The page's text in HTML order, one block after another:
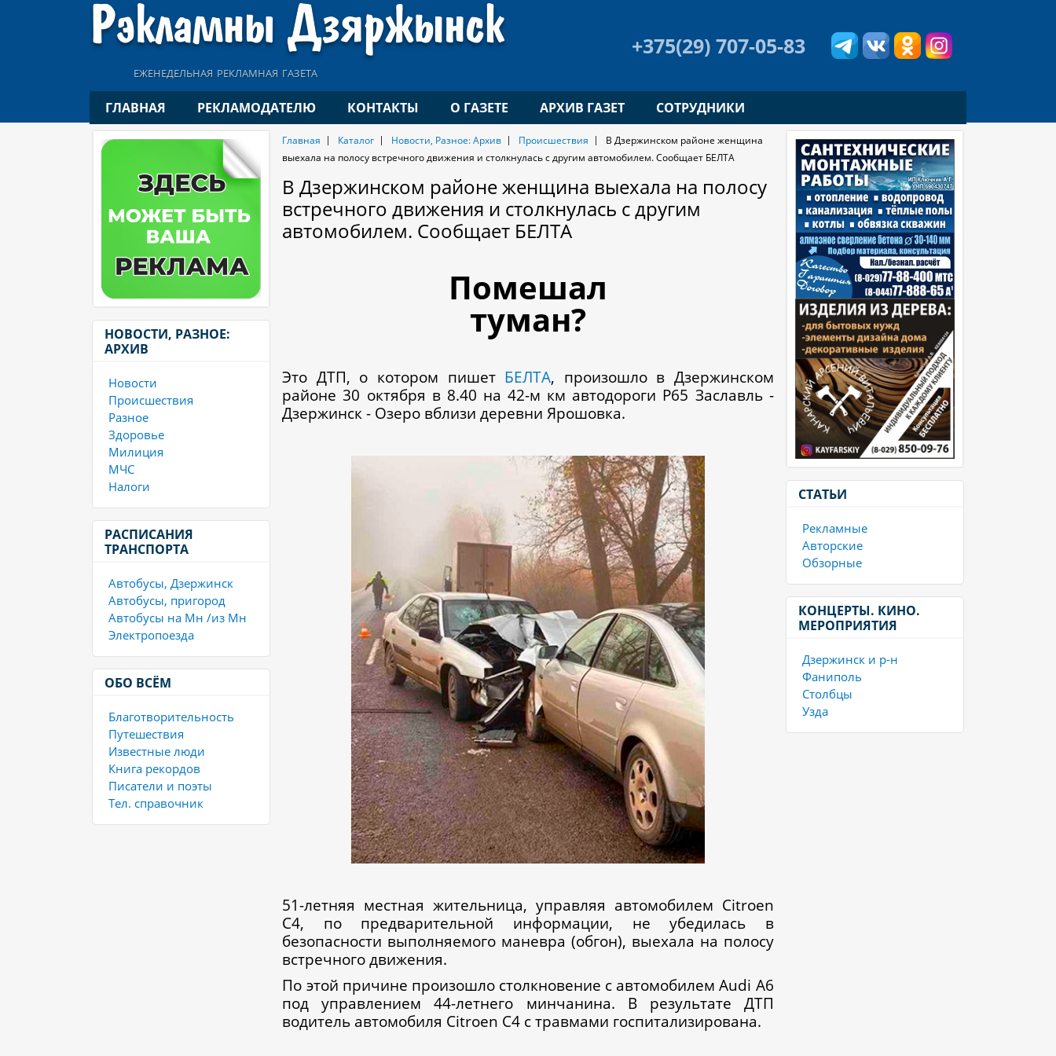
еженедельная рекламная газета
+375(29) 707-05-83
ГЛАВНАЯ РЕКЛАМОДАТЕЛЮ КОНТАКТЫ О ГАЗЕТЕ АРХИВ ГАЗЕТ СОТРУДНИКИ
НОВОСТИ, РАЗНОЕ:
АРХИВ
Новости
Происшествия
Разное
Здоровье
Милиция
МЧС
Налоги
РАСПИСАНИЯ
ТРАНСПОРТА
Автобусы, Дзержинск
Автобусы, пригород
Автобусы на Мн /из Мн
Электропоезда
ОБО ВСЁМ
Благотворительность
Путешествия
Известные люди
Книга рекордов
Писатели и поэты
Тел. справочник
Главная Каталог Новости, Разное: Архив Происшествия
В Дзержинском районе женщина
выехала на полосу встречного движения и столкнулась с другим автомобилем. Сообщает БЕЛТА
В Дзержинском районе женщина выехала на полосу
встречного движения и столкнулась с другим
автомобилем. Сообщает БЕЛТА
Помешал
туман?
Это ДТП, о котором пишет БЕЛТА, произошло в Дзержинском
районе 30 октября в 8.40 на 42-м км автодороги Р65 Заславль -
Дзержинск - Озеро вблизи деревни Ярошовка.
51-летняя местная жительница, управляя автомобилем Сitroen
C4, по предварительной информации, не убедилась в
безопасности выполняемого маневра (обгон), выехала на полосу
встречного движения.
По этой причине произошло столкновение с автомобилем Audi А6
под управлением 44-летнего минчанина. В результате ДТП
водитель автомобиля Сitroen C4 с травмами госпитализирована.
СТАТЬИ
Рекламные
Авторские
Обзорные
КОНЦЕРТЫ. КИНО.
МЕРОПРИЯТИЯ
Дзержинск и р-н
Фаниполь
Столбцы
Узда